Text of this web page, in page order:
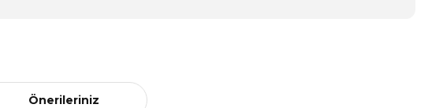
Önerileriniz